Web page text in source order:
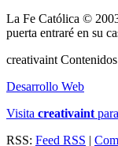
La Fe Católica ©
puerta entraré en su
creativaint Contenidos
Desarrollo Web
Visita creativaint
RSS: Feed RSS |